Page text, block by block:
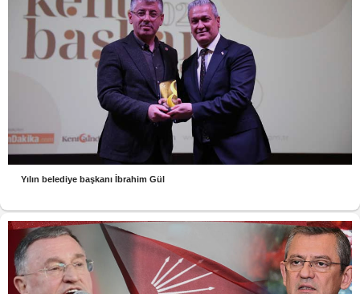
Yılın belediye başkanı İbrahim Gül